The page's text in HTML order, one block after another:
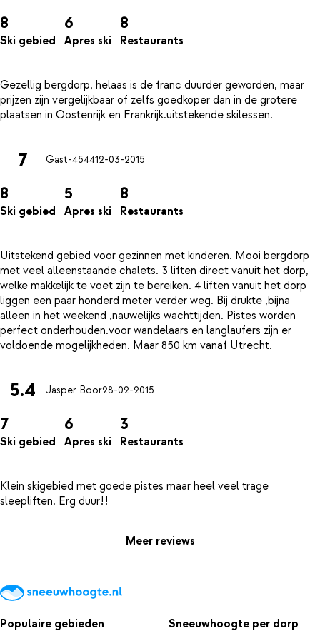
8
Ski gebied
6
Apres ski
8
Restaurants
Gezellig bergdorp, helaas is de franc duurder geworden, maar
prijzen zijn vergelijkbaar of zelfs goedkoper dan in de grotere
7 Gast-454412-03-2015
8
Ski gebied
5
Apres ski
8
Restaurants
Uitstekend gebied voor gezinnen met kinderen. Mooi bergdorp
met veel alleenstaande chalets. 3 liften direct vanuit het dorp,
welke makkelijk te voet zijn te bereiken. 4 liften vanuit het dorp
liggen een paar honderd meter verder weg. Bij drukte ,bijna
alleen in het weekend ,nauwelijks wachttijden. Pistes worden
perfect onderhouden.voor wandelaars en langlaufers zijn er
5.4 Jasper Boor28-02-2015
7
Ski gebied
6
Apres ski
3
Restaurants
Klein skigebied met goede pistes maar heel veel trage
Meer reviews
Populaire gebieden Sneeuwhoogte per dorp